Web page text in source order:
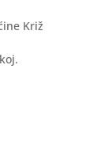
Križ